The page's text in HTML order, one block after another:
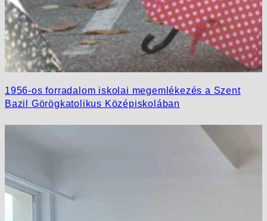
1956-os forradalom iskolai megemlékezés a Szent
Bazil Görögkatolikus Középiskolában